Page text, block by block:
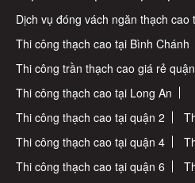
Dịch vụ đóng vách ngăn thạch cao
Thi công thạch cao tại Bình Chánh
Thi công trần thạch cao giá rẻ
Thi công thạch cao tại Long An
Thi công thạch cao tại quận 2
Thi công thạch cao tại quận 4
Thi công thạch cao tại quận 6